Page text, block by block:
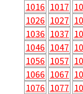
1016 1017
1026 1027
1036 1037
1046 1047
1056 1057
1066 1067
1076 1077